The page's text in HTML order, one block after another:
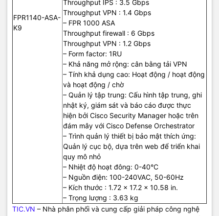
FPR1140-ASA-
K9
Throughput IPS : 3.5 Gbps
Throughput VPN : 1.4 Gbps
– FPR 1000 ASA
Throughput firewall : 6 Gbps
Throughput VPN : 1.2 Gbps
– Form factor: 1RU
– Khả năng mở rộng: cân bằng tải VPN
– Tính khả dụng cao: Hoạt động / hoạt động
và hoạt động / chờ
– Quản lý tập trung: Cấu hình tập trung, ghi
nhật ký, giám sát và báo cáo được thực
hiện bởi Cisco Security Manager hoặc trên
đám mây với Cisco Defense Orchestrator
– Trình quản lý thiết bị bảo mật thích ứng:
Quản lý cục bộ, dựa trên web để triển khai
quy mô nhỏ
– Nhiệt độ hoạt đông: 0-40°C
– Nguồn điện: 100-240VAC, 50-60Hz
– Kích thước : 1.72 x 17.2 x 10.58 in.
– Trọng lượng : 3.63 kg
TIC.VN – Nhà phân phối và cung cấp giải pháp công nghệ